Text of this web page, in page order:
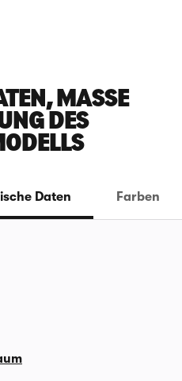
MASSE U
DES S
Daten Farben